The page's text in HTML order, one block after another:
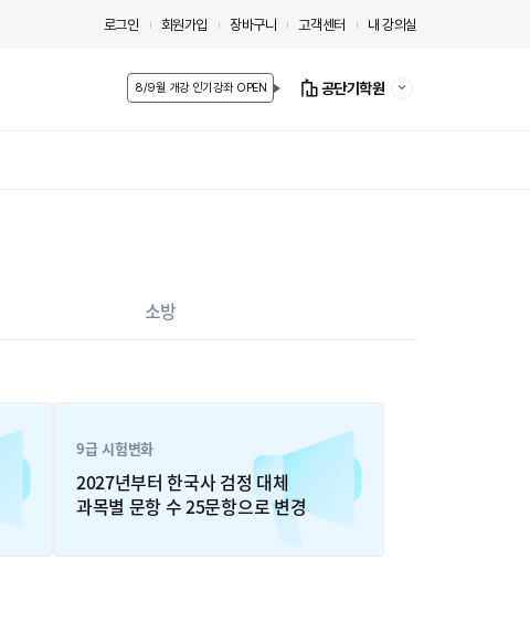
로그인 회원가입 장바구니 고객센터 내 강의실
8/9월 개강 인기강좌 OPEN 공단기학원
소방
9급 시험변화
2027년부터 한국사 검정 대체
과목별 문항 수 25문항으로 변경